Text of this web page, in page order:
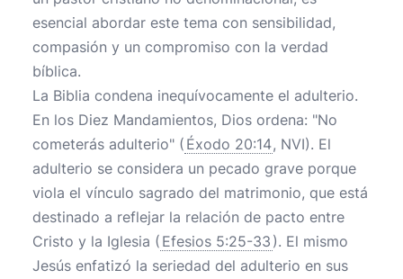
esencial abordar este tema con sensibilidad,
compasión y un compromiso con la verdad
bíblica.
La Biblia condena inequívocamente el adulterio.
En los Diez Mandamientos, Dios ordena: "No
cometerás adulterio" ( Éxodo 20:14, NVI). El
adulterio se considera un pecado grave porque
viola el vínculo sagrado del matrimonio, que está
destinado a reflejar la relación de pacto entre
Cristo y la Iglesia ( Efesios 5:25-33 ). El mismo
Jesús enfatizó la seriedad del adulterio en sus